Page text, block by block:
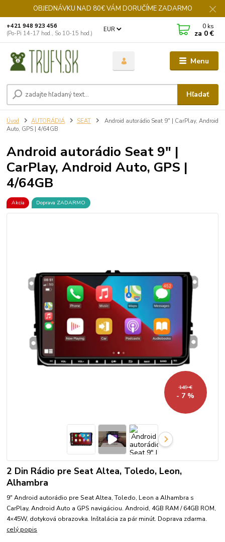
OBJEDNÁVKU NAD 80€ VÁM DORUČÍME ZADARMO
Menu
EUR
Hľadať
+421 948 923 456
(Po-Pi 14-17 hod., So 10-15 hod.)
0 ks
za 0 €
Úvod AUTORÁDIÁ SEAT
Android autorádio Seat 9" | CarPlay, Android
Auto, GPS | 4/64GB
Android autorádio Seat 9" |
CarPlay, Android Auto, GPS |
4/64GB
Akcia Doprava ZADARMO
149 €
- 7 %
2 Din Rádio pre Seat Altea, Toledo, Leon,
Alhambra
9" Android autorádio pre Seat Altea, Toledo, Leon a Alhambra s
CarPlay, Android Auto a GPS navigáciou. Android, 4GB RAM / 64GB ROM,
4×45W, dotyková obrazovka. Inštalácia za pár minút. Doprava zdarma.
celý popis